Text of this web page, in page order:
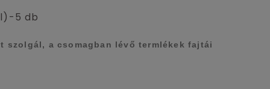
5 db
szolgál, a csomagban lévő termlékek fajtái